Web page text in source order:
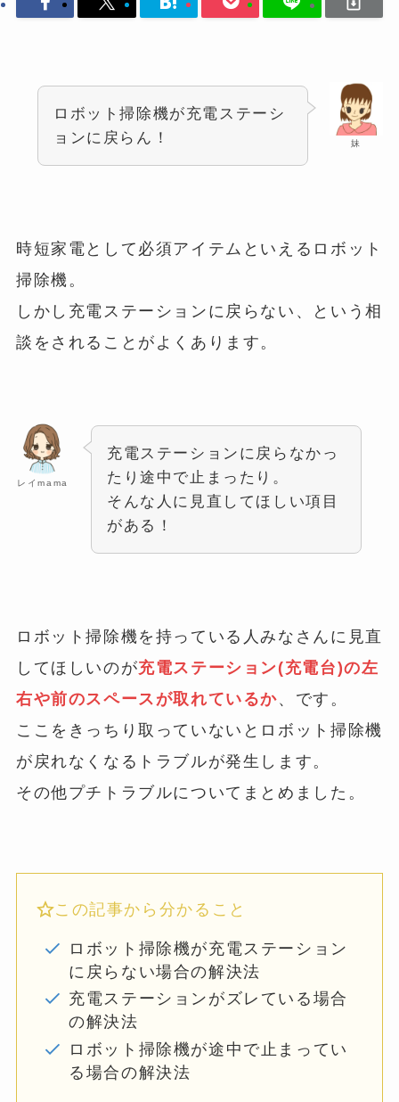
妹
ロボット掃除機が充電ステーシ
ョンに戻らん！
時短家電として必須アイテムといえるロボット
掃除機。
しかし充電ステーションに戻らない、という相
談をされることがよくあります。
レイmama
充電ステーションに戻らなかっ
たり途中で止まったり。
そんな人に見直してほしい項目
がある！
ロボット掃除機を持っている人みなさんに見直
してほしいのが充電ステーション(充電台)の左
右や前のスペースが取れているか、です。
ここをきっちり取っていないとロボット掃除機
が戻れなくなるトラブルが発生します。
その他プチトラブルについてまとめました。
この記事から分かること
ロボット掃除機が充電ステーション
に戻らない場合の解決法
充電ステーションがズレている場合
の解決法
ロボット掃除機が途中で止まってい
る場合の解決法